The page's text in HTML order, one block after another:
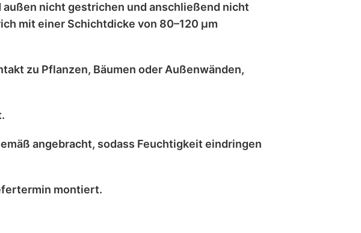
außen nicht gestrichen und anschließend nicht
mit einer Schichtdicke von 80–120 μm
zu Pflanzen, Bäumen oder Außenwänden,
angebracht, sodass Feuchtigkeit eindringen
montiert.